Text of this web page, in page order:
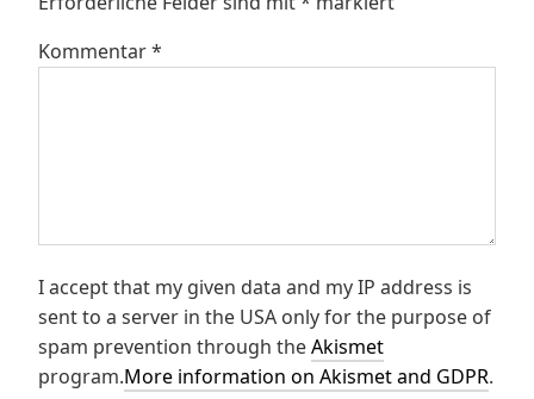
Kommentar*
I accept that my given data and my IP address is
sent to a server in the USA only for the purpose of
spam prevention through theAkismet
program.More information on Akismet and GDPR.